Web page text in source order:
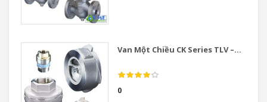
Van Một Chiều CK Series TLV –...
0